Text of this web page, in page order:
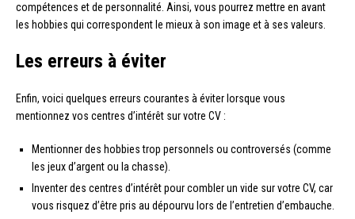
compétences et de personnalité. Ainsi, vous pourrez mettre en avant
les hobbies qui correspondent le mieux à son image et à ses valeurs.
Les erreurs à éviter
Enfin, voici quelques erreurs courantes à éviter lorsque vous
mentionnez vos centres d’intérêt sur votre CV :
Mentionner des hobbies trop personnels ou controversés (comme
les jeux d’argent ou la chasse).
Inventer des centres d’intérêt pour combler un vide sur votre CV, car
vous risquez d’être pris au dépourvu lors de l’entretien d’embauche.